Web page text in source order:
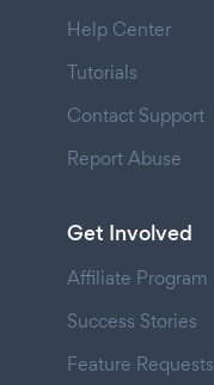
Help Center
Tutorials
Contact Support
Report Abuse
Get Involved
Affiliate Program
Success Stories
Feature Requests